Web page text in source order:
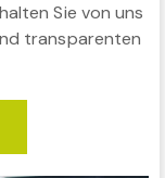
Sie von uns
transparenten